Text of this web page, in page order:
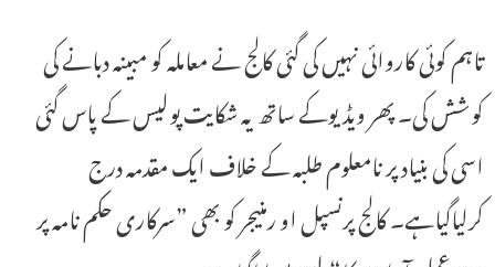
تاہم کوئی کاروائی نہیں کی گئی کالج نے معاملہ کو مبینہ دبانے کی
کوشش کی۔ پھر ویڈیوکے ساتھ یہ شکایت پولیس کے پاس گئی
اسی کی بنیاد پر نامعلوم طلبہ کے خلاف ایک مقدمہ درج
کرلیاگیاہے۔ کالج پرنسپل او رمنیجر کو بھی ”سرکاری حکم نامہ پر